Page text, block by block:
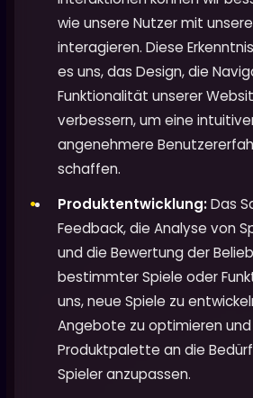
wie unsere Nutzer mit
interagieren. Diese
es uns, das Design, die
Funktionalität unserer
verbessern, um eine
angenehmere
schaffen.
Produktentwicklung:Das
Feedback, die Analyse von
und die Bewertung der
bestimmter Spiele oder
uns, neue Spiele zu
Angebote zu optimieren
Produktpalette an die
Spieler anzupassen.